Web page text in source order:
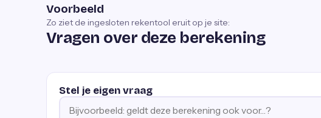
Voorbeeld
Zo ziet de ingesloten rekentool eruit op je site:
Vragen over deze berekening
Stel je eigen vraag